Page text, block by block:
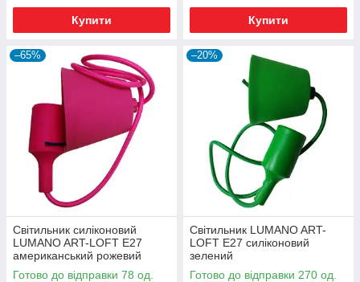
Купити Купити
–65%
Світильник силіконовий
LUMANO ART-LOFT E27
американський рожевий
Готово до відправки 78 од.
–20%
Світильник LUMANO ART-
LOFT E27 силіконовий
зелений
Готово до відправки 270 од.